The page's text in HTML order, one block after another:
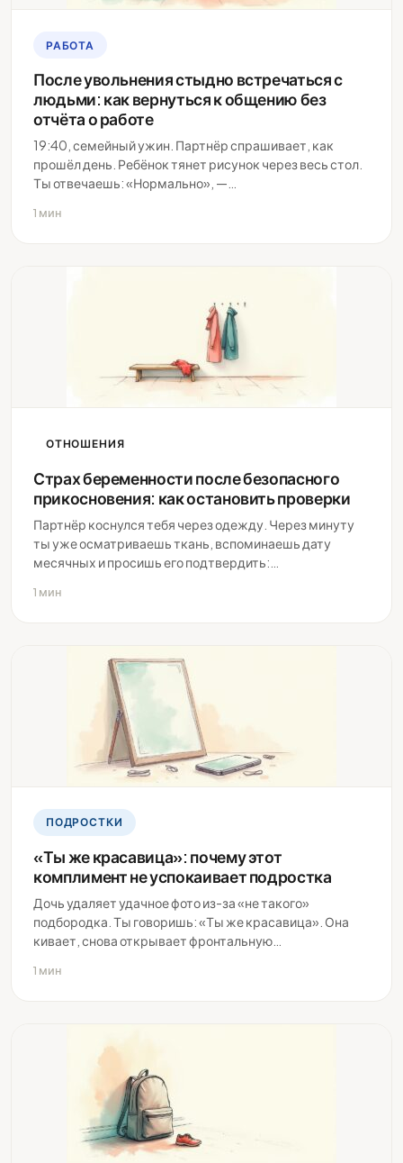
РАБОТА
После увольнения стыдно встречаться с
людьми: как вернуться к общению без
отчёта о работе
19:40, семейный ужин. Партнёр спрашивает, как
прошёл день. Ребёнок тянет рисунок через весь стол.
Ты отвечаешь: «Нормально», —…
1 мин
ОТНОШЕНИЯ
Страх беременности после безопасного
прикосновения: как остановить проверки
Партнёр коснулся тебя через одежду. Через минуту
ты уже осматриваешь ткань, вспоминаешь дату
месячных и просишь его подтвердить:…
1 мин
ПОДРОСТКИ
«Ты же красавица»: почему этот
комплимент не успокаивает подростка
Дочь удаляет удачное фото из-за «не такого»
подбородка. Ты говоришь: «Ты же красавица». Она
кивает, снова открывает фронтальную…
1 мин